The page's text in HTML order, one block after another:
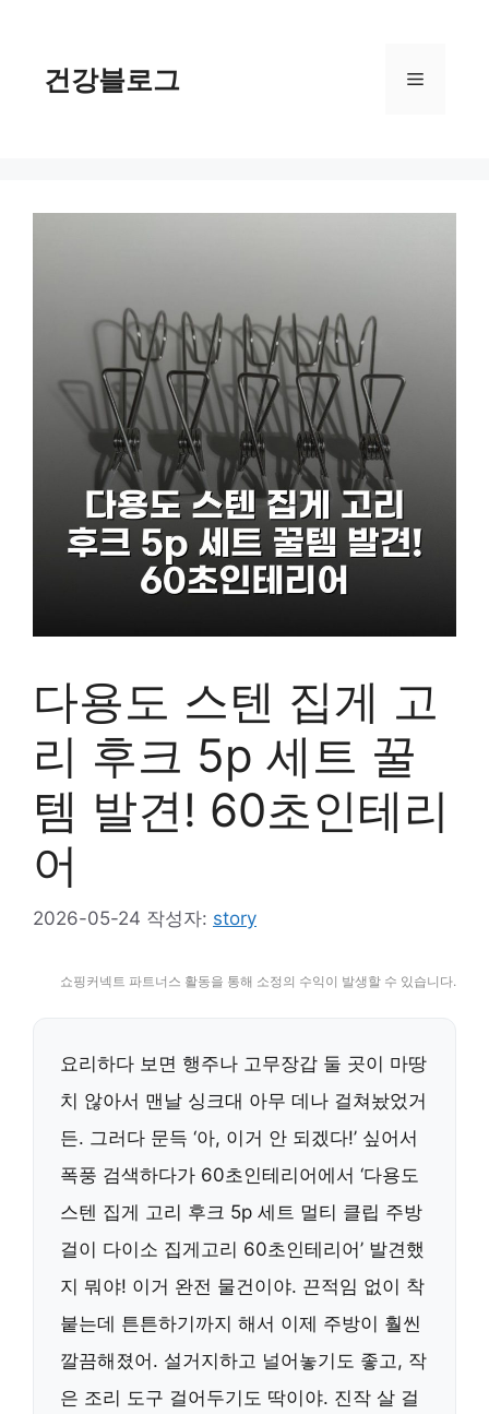
건강블로그 메
다용도 스텐 집게 고
리 후크 5p 세트 꿀
템 발견! 60초인테리
어
2026-05-24 작성자: story
쇼핑커넥트 파트너스 활동을 통해 소정의 수익이 발생할 수 있습니다.
요리하다 보면 행주나 고무장갑 둘 곳이 마땅
치 않아서 맨날 싱크대 아무 데나 걸쳐놨었거
든. 그러다 문득 ‘아, 이거 안 되겠다!’ 싶어서
폭풍 검색하다가 60초인테리어에서 ‘다용도
스텐 집게 고리 후크 5p 세트 멀티 클립 주방
걸이 다이소 집게고리 60초인테리어’ 발견했
지 뭐야! 이거 완전 물건이야. 끈적임 없이 착
붙는데 튼튼하기까지 해서 이제 주방이 훨씬
깔끔해졌어. 설거지하고 널어놓기도 좋고, 작
은 조리 도구 걸어두기도 딱이야. 진작 살 걸